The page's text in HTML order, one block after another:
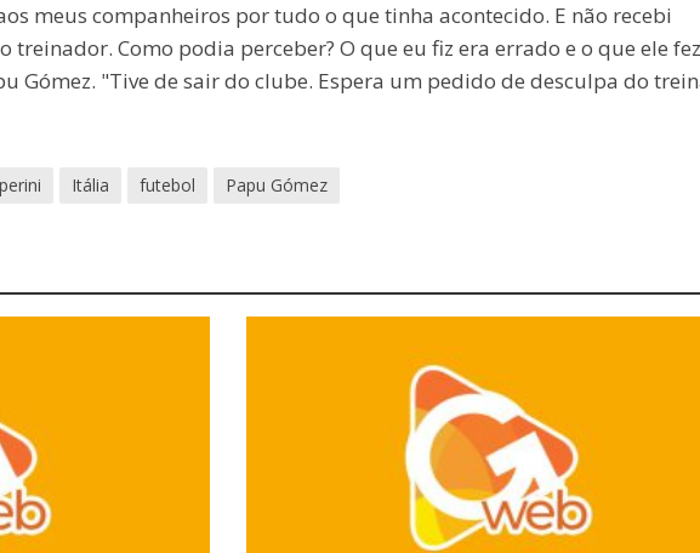
meus companheiros por tudo o que tinha acontecido. E não recebi
Como podia perceber? O que eu fiz era errado e o que ele fez
Gómez. "Tive de sair do clube. Espera um pedido de desculpa do
Itália futebol Papu Gómez